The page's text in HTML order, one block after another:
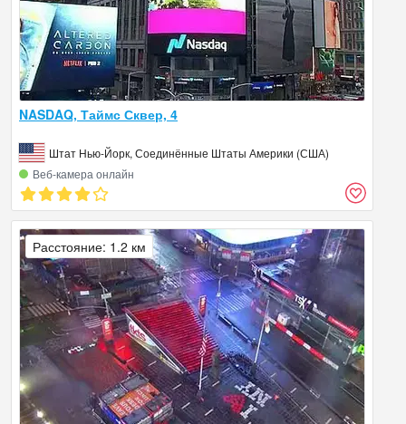
NASDAQ, Таймс Сквер, 4
Штат Нью-Йорк, Соединённые Штаты Америки (США)
Веб‑камера онлайн
Расстояние: 1.2 км